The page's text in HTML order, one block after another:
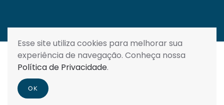
Todos os direitos reservados . 2025 |Política de
Privacidade
Esse site utiliza cookies para melhorar sua
experiência de navegação. Conheça nossa
Política de Privacidade.
OK